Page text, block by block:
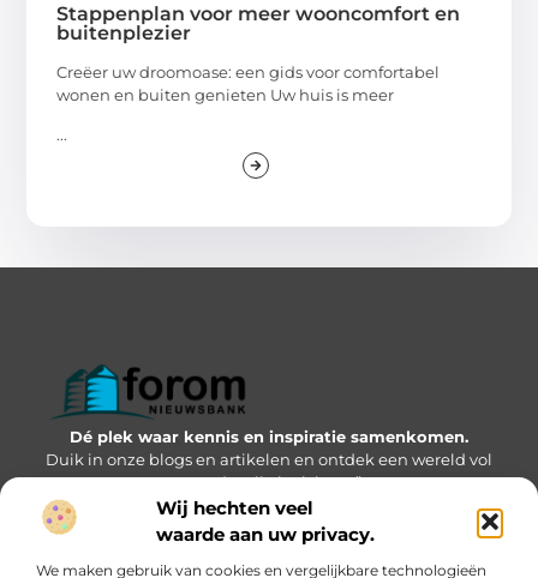
Wij hechten veel
waarde aan uw privacy.
We maken gebruik van cookies en vergelijkbare technologieën
Stappenplan voor meer wooncomfort en
buitenplezier
Creëer uw droomoase: een gids voor comfortabel
wonen en buiten genieten Uw huis is meer
...
Dé plek waar kennis en inspiratie samenkomen.
Duik in onze blogs en artikelen en ontdek een wereld vol
waardevolle inzichten.”
Bericht categorie